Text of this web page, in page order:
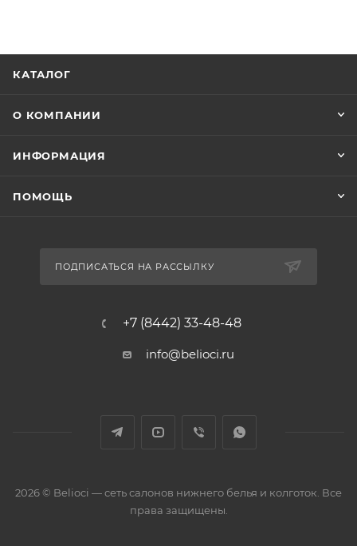
КАТАЛОГ
О КОМПАНИИ
ИНФОРМАЦИЯ
ПОМОЩЬ
ПОДПИСАТЬСЯ НА РАССЫЛКУ
+7 (8442) 33-48-48
info@belioci.ru
2026 © Belioci — сеть салонов нижнего белья и колготок. Все
права защищены.